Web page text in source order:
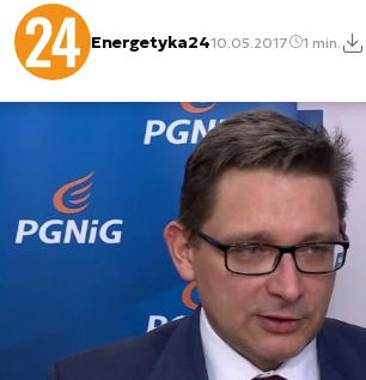
Energetyka2410.05.2017 1 min.